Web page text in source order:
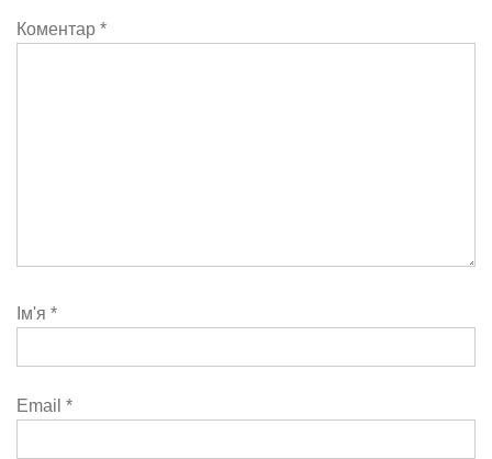
Коментар *
Ім'я *
Email *